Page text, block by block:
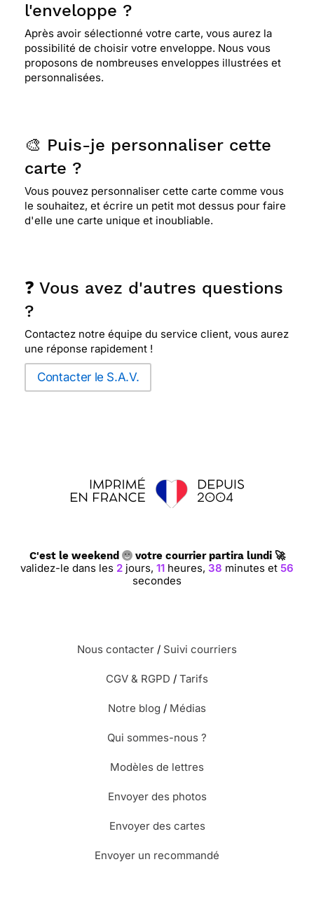
l'enveloppe ?
Après avoir sélectionné votre carte, vous aurez la
possibilité de choisir votre enveloppe. Nous vous
proposons de nombreuses enveloppes illustrées et
personnalisées.
🎨 Puis-je personnaliser cette
carte ?
Vous pouvez personnaliser cette carte comme vous
le souhaitez, et écrire un petit mot dessus pour faire
d'elle une carte unique et inoubliable.
❓ Vous avez d'autres questions
?
Contactez notre équipe du service client, vous aurez
une réponse rapidement !
Contacter le S.A.V.
C'est le weekend votre courrier partira lundi 🚀
validez-le dans les 2 jours,11 heures,38 minutes et55
secondes
Nous contacter / Suivi courriers
CGV & RGPD / Tarifs
Notre blog / Médias
Qui sommes-nous ?
Modèles de lettres
Envoyer des photos
Envoyer des cartes
Envoyer un recommandé